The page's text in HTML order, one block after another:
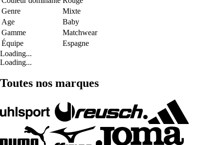
Genre
Mixte
Age
Baby
Gamme
Matchwear
Équipe
Espagne
Loading...
Loading...
Toutes nos marques